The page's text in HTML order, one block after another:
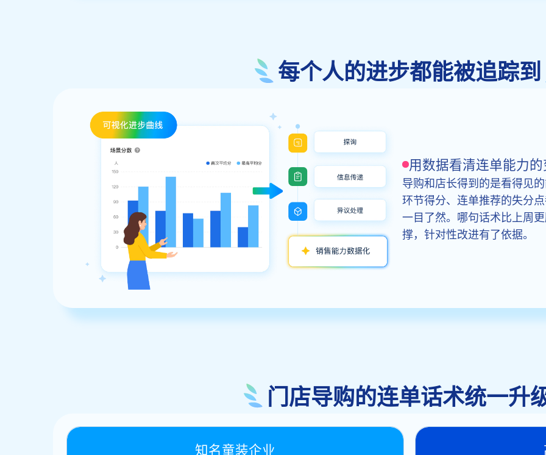
每个人的进步都能被追踪到
用数据看清连单能力
导购和店长得到的是看得见
环节得分、连单推荐的失分
一目了然。哪句话术比上周
撑，针对性改进有了依据。
门店导购的连单话术统一升
知名童装企业